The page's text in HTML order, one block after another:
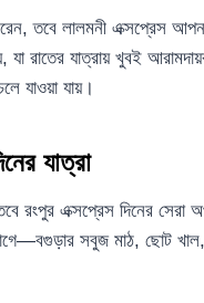
তবে লালমনী এক্সপ্রেস
যা রাতের যাত্রায় খুবই
যাওয়া যায়।
যাত্রা
রংপুর এক্সপ্রেস দিনের
সবুজ মাঠ, ছোট